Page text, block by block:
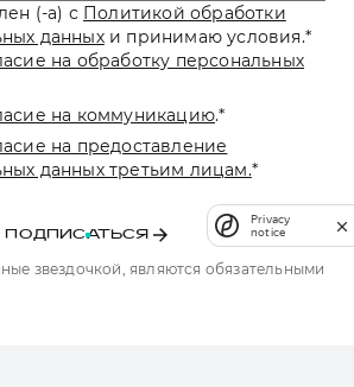
(-а) с Политикой обработки
данных и принимаю условия.*
на обработку персональных
на коммуникацию.*
на предоставление
данных третьим лицам.*
ПОДПИСАТЬСЯ
звездочкой, являются обязательными
Privacy
notice